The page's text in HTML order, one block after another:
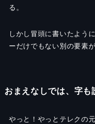
る。
しかし冒頭に書いたよう
ーだけでもない別の要素が
おまえなしでは、字も
やっと！やっとテレクの